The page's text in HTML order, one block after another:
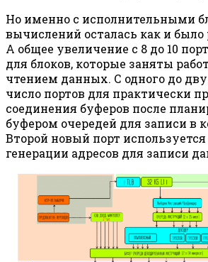
Но именно с исполнительными
вычислений осталась как и было
А общее увеличение с 8 до 10
для блоков, которые заняты
чтением данных. С одного до
число портов для практически
соединения буферов после
буфером очередей для записи в
Второй новый порт используется
генерации адресов для записи